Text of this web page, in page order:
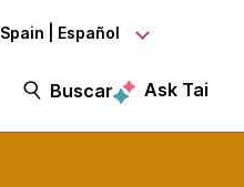
Spain | Español
Buscar Ask Tai